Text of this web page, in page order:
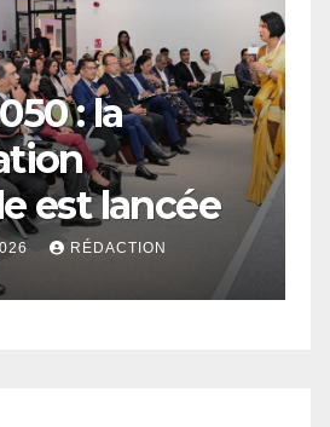
: la
est lancée
RÉDACTION